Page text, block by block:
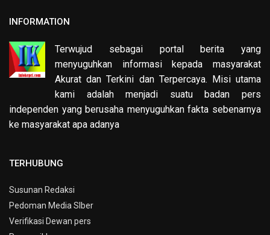
INFORMATION
Terwujud sebagai portal berita yang
menyuguhkan informasi kepada masyarakat
Akurat dan Terkini dan Terpercaya. Misi utama
kami adalah menjadi suatu badan pers
independen yang berusaha menyuguhkan fakta sebenarnya
ke masyarakat apa adanya
TERHUBUNG
Susunan Redaksi
Pedoman Media SIber
Verifikasi Dewan pers